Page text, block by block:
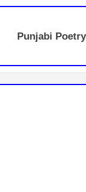
Punjabi Poetry